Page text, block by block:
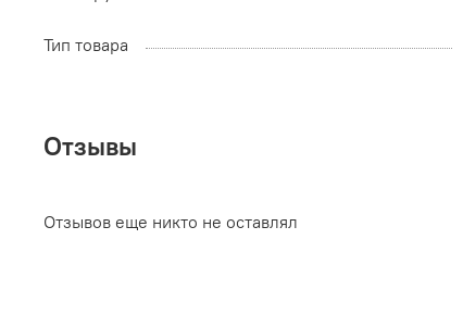
Тип товара
Отзывы
Отзывов еще никто не оставлял